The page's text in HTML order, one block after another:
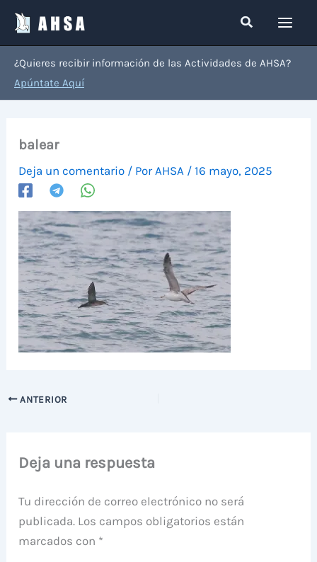
contenido
Buscar
¿Quieres recibir información de las Actividades de AHSA?
Apúntate Aquí
balear
Deja un comentario / Por AHSA /16 mayo, 2025
ANTERIOR
Deja una respuesta
Tu dirección de correo electrónico no será
publicada. Los campos obligatorios están
marcados con *